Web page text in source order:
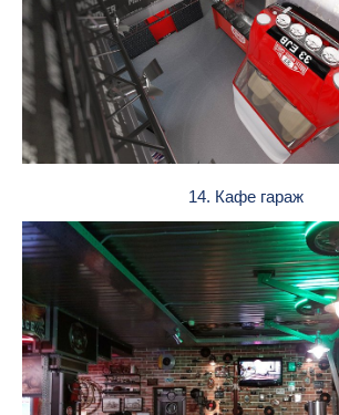
14. Кафе гараж